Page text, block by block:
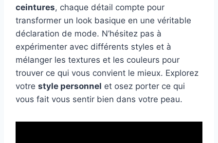
ceintures, chaque détail compte pour
transformer un look basique en une véritable
déclaration de mode. N’hésitez pas à
expérimenter avec différents styles et à
mélanger les textures et les couleurs pour
trouver ce qui vous convient le mieux. Explorez
votre style personnel et osez porter ce qui
vous fait vous sentir bien dans votre peau.